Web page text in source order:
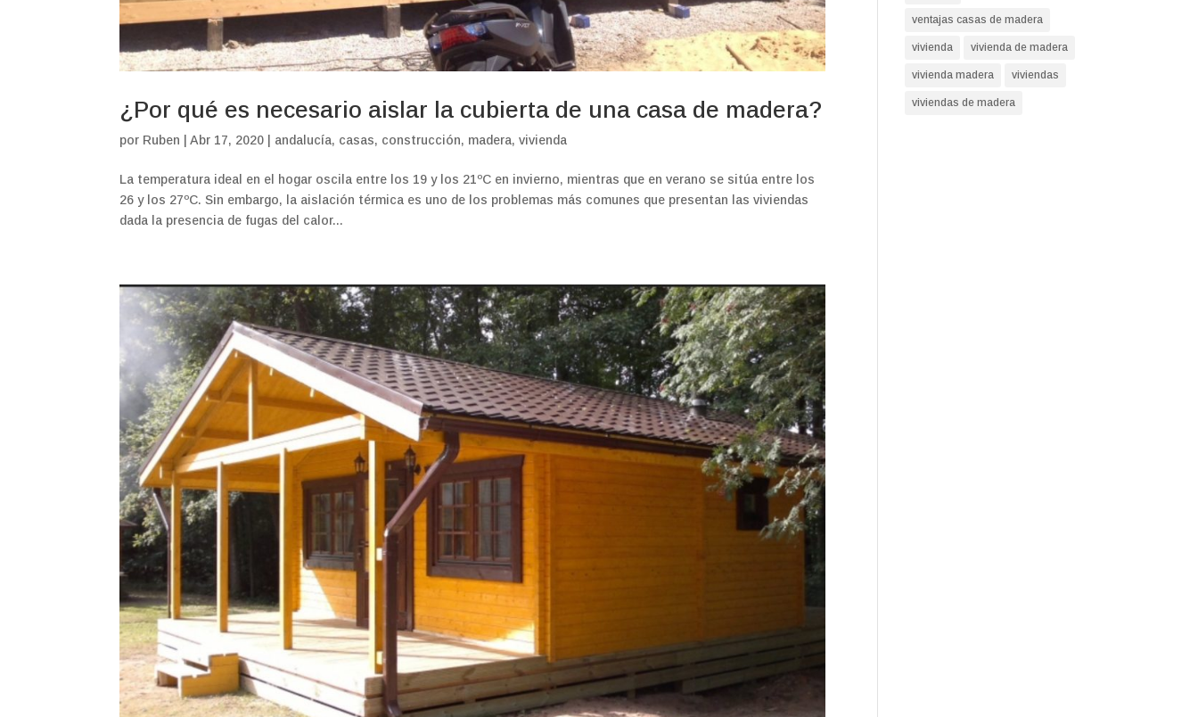
¿Por qué es necesario aislar la cubierta de una casa de madera?
por Ruben |Abr 17, 2020 andalucía, casas, construcción, madera,vivienda
La temperatura ideal en el hogar oscila entre los 19 y los 21ºC en invierno, mientras que en verano se sitúa entre los
26 y los 27ºC. Sin embargo, la aislación térmica es uno de los problemas más comunes que presentan las viviendas
dada la presencia de fugas del calor...
ventajas casas de madera
vivienda vivienda de madera
vivienda madera viviendas
viviendas de madera